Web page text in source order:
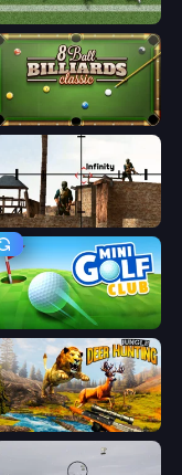
Return Man 2
8 Ball Billiards Classic
Lethal Sniper 3D: Army Soldier
Mini Golf Club
Jungle Deer Hunting